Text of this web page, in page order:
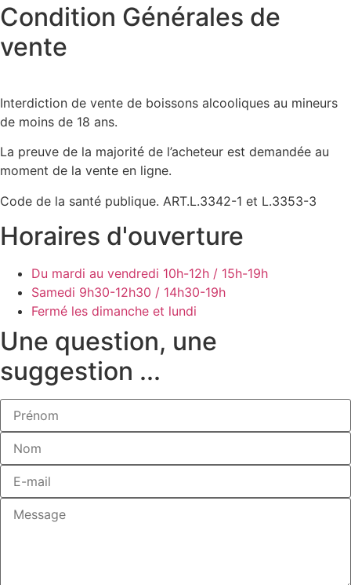
Condition Générales de
vente
Interdiction de vente de boissons alcooliques au mineurs
de moins de 18 ans.
La preuve de la majorité de l’acheteur est demandée au
moment de la vente en ligne.
Code de la santé publique. ART.L.3342-1 et L.3353-3
Horaires d'ouverture
Du mardi au vendredi 10h-12h / 15h-19h
Samedi 9h30-12h30 / 14h30-19h
Fermé les dimanche et lundi
Une question, une
suggestion ...